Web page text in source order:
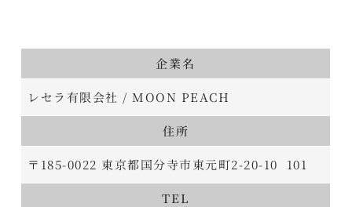
企業名
レセラ有限会社 / MOON PEACH
住所
〒185-0022 東京都国分寺市東元町2-20-10 101
TEL